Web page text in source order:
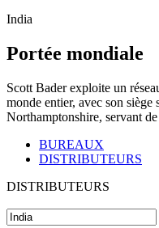
India
Portée mondiale
Scott Bader exploite un
monde entier, avec son
Northamptonshire, servant
BUREAUX
DISTRIBUTEURS
DISTRIBUTEURS